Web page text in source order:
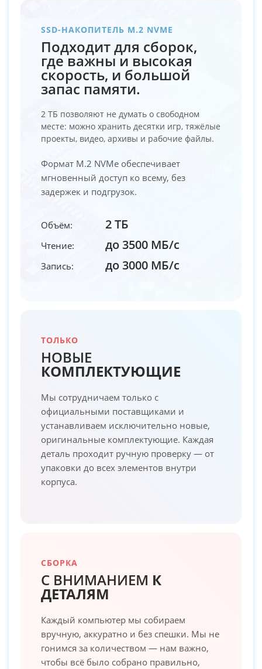
SSD-НАКОПИТЕЛЬ M.2 NVME
Подходит для сборок,
где важны и высокая
скорость, и большой
запас памяти.
2 ТБ позволяют не думать о свободном
месте: можно хранить десятки игр, тяжёлые
проекты, видео, архивы и рабочие файлы.
Формат M.2 NVMe обеспечивает
мгновенный доступ ко всему, без
задержек и подгрузок.
Объём: 2 ТБ
Чтение: до 3500 МБ/с
Запись: до 3000 МБ/с
ТОЛЬКО
НОВЫЕ
КОМПЛЕКТУЮЩИЕ
Мы сотрудничаем только с
официальными поставщиками и
устанавливаем исключительно новые,
оригинальные комплектующие. Каждая
деталь проходит ручную проверку — от
упаковки до всех элементов внутри
корпуса.
СБОРКА
С ВНИМАНИЕМ К
ДЕТАЛЯМ
Каждый компьютер мы собираем
вручную, аккуратно и без спешки. Мы не
гонимся за количеством — нам важно,
чтобы всё было собрано правильно,